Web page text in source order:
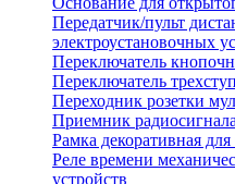
Передатчик/пульт
электроустановочных
Переключатель
Переключатель
Переходник розетки
Приемник радиосигнала
Рамка декоративная
Реле времени
устройств